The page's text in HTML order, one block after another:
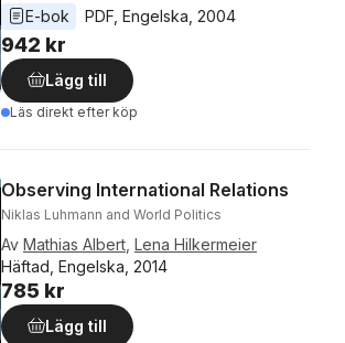
E-bok
PDF Engelska 2004
942 kr
Lägg till
Läs direkt efter köp
Observing International Relations
Niklas Luhmann and World Politics
Av Mathias Albert Lena Hilkermeier
Häftad, Engelska, 2014
785 kr
Lägg till